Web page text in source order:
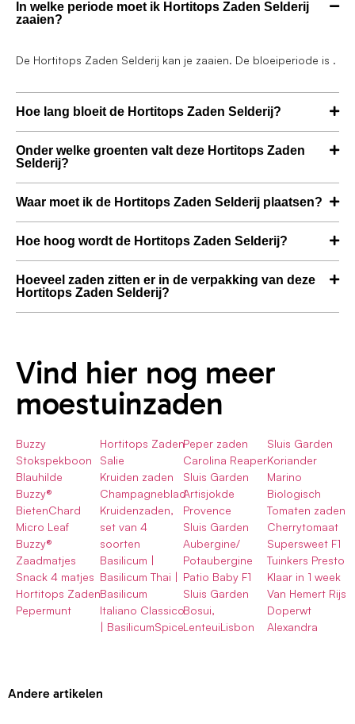
In welke periode moet ik Hortitops Zaden Selderij
zaaien?
De Hortitops Zaden Selderij kan je zaaien. De bloeiperiode is .
Hoe lang bloeit de Hortitops Zaden Selderij?
Onder welke groenten valt deze Hortitops Zaden
Selderij?
Waar moet ik de Hortitops Zaden Selderij plaatsen?
Hoe hoog wordt de Hortitops Zaden Selderij?
Hoeveel zaden zitten er in de verpakking van deze
Hortitops Zaden Selderij?
Vind hier nog meer
moestuinzaden
Buzzy
Stokspekboon
Blauhilde
Buzzy®
BietenChard
Micro Leaf
Buzzy®
Zaadmatjes
Snack 4 matjes
Hortitops Zaden
Pepermunt
Hortitops Zaden
Salie
Kruiden zaden
Champagneblad
Kruidenzaden,
set van 4
soorten
Basilicum |
Basilicum Thai |
Basilicum
Italiano Classico
| BasilicumSpice
Peper zaden
Carolina Reaper
Sluis Garden
Artisjokde
Provence
Sluis Garden
Aubergine/
Potaubergine
Patio Baby F1
Sluis Garden
Bosui,
LenteuiLisbon
Sluis Garden
Koriander
Marino
Biologisch
Tomaten zaden
Cherrytomaat
Supersweet F1
Tuinkers Presto
Klaar in 1 week
Van Hemert Rijs
Doperwt
Alexandra
Andere artikelen